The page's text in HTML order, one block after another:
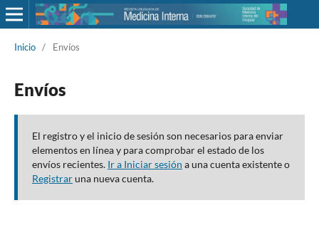
Inicio / Envíos
Envíos
El registro y el inicio de sesión son necesarios para enviar
elementos en línea y para comprobar el estado de los
envíos recientes. Ir a Iniciar sesión a una cuenta existente o
Registraruna nueva cuenta.